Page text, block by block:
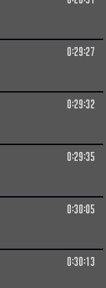
0:29:27
0:29:32
0:29:35
0:30:05
0:30:13